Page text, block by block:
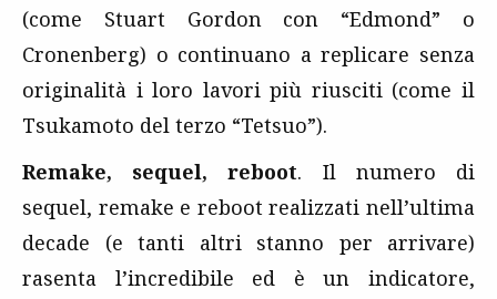
(come Stuart Gordon con “Edmond” o
Cronenberg) o continuano a replicare senza
originalità i loro lavori più riusciti (come il
Tsukamoto del terzo “Tetsuo”).
Remake, sequel, reboot. Il numero di
sequel, remake e reboot realizzati nell’ultima
decade (e tanti altri stanno per arrivare)
rasenta l’incredibile ed è un indicatore,